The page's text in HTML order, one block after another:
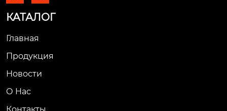
КАТАЛОГ
Главная
Продукция
Новости
О Hас